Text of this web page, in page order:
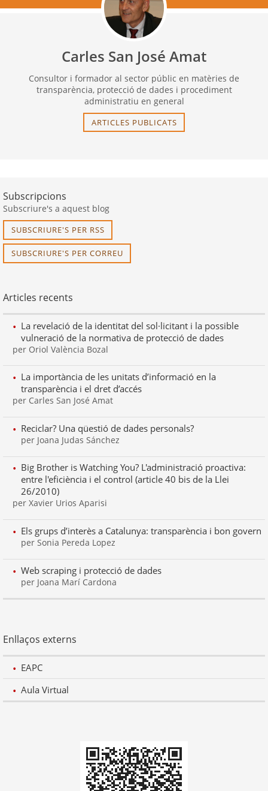
Carles San José Amat
Consultor i formador al sector públic en matèries de
transparència, protecció de dades i procediment
administratiu en general
ARTICLES PUBLICATS
Subscripcions
Subscriure's a aquest blog
SUBSCRIURE'S PER RSS
SUBSCRIURE'S PER CORREU
Articles recents
La revelació de la identitat del sol·licitant i la possible
vulneració de la normativa de protecció de dades
per Oriol València Bozal
La importància de les unitats d’informació en la
transparència i el dret d’accés
per Carles San José Amat
Reciclar? Una qüestió de dades personals?
per Joana Judas Sánchez
Big Brother is Watching You? L'administració proactiva:
entre l'eficiència i el control (article 40 bis de la Llei
26/2010)
per Xavier Urios Aparisi
Els grups d’interès a Catalunya: transparència i bon govern
per Sonia Pereda Lopez
Web scraping i protecció de dades
per Joana Marí Cardona
Enllaços externs
EAPC
Aula Virtual